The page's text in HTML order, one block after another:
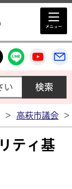
市公式
高萩市公式X
高萩市
高
> 高萩市議会 >
ティ基